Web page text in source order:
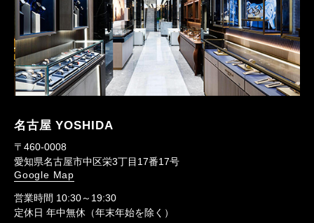
名古屋 YOSHIDA
〒460-0008
愛知県名古屋市中区栄3丁目17番17号
Google Map
営業時間 10:30～19:30
定休日 年中無休（年末年始を除く）